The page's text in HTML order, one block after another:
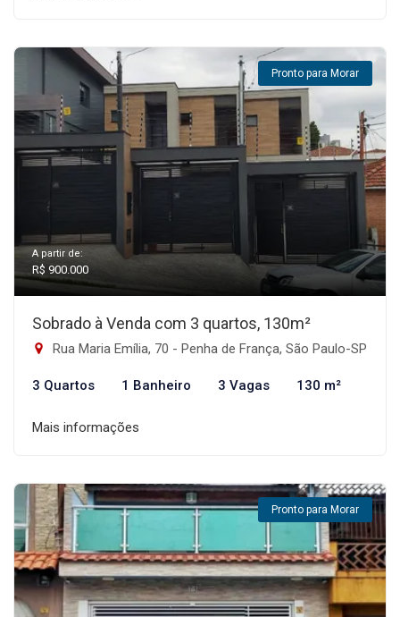
Pronto para Morar
A partir de:
R$ 900.000
Sobrado à Venda com 3 quartos, 130m²
Rua Maria Emília, 70 - Penha de França, São Paulo-SP
3 Quartos 1 Banheiro 3 Vagas 130 m²
Mais informações
Pronto para Morar